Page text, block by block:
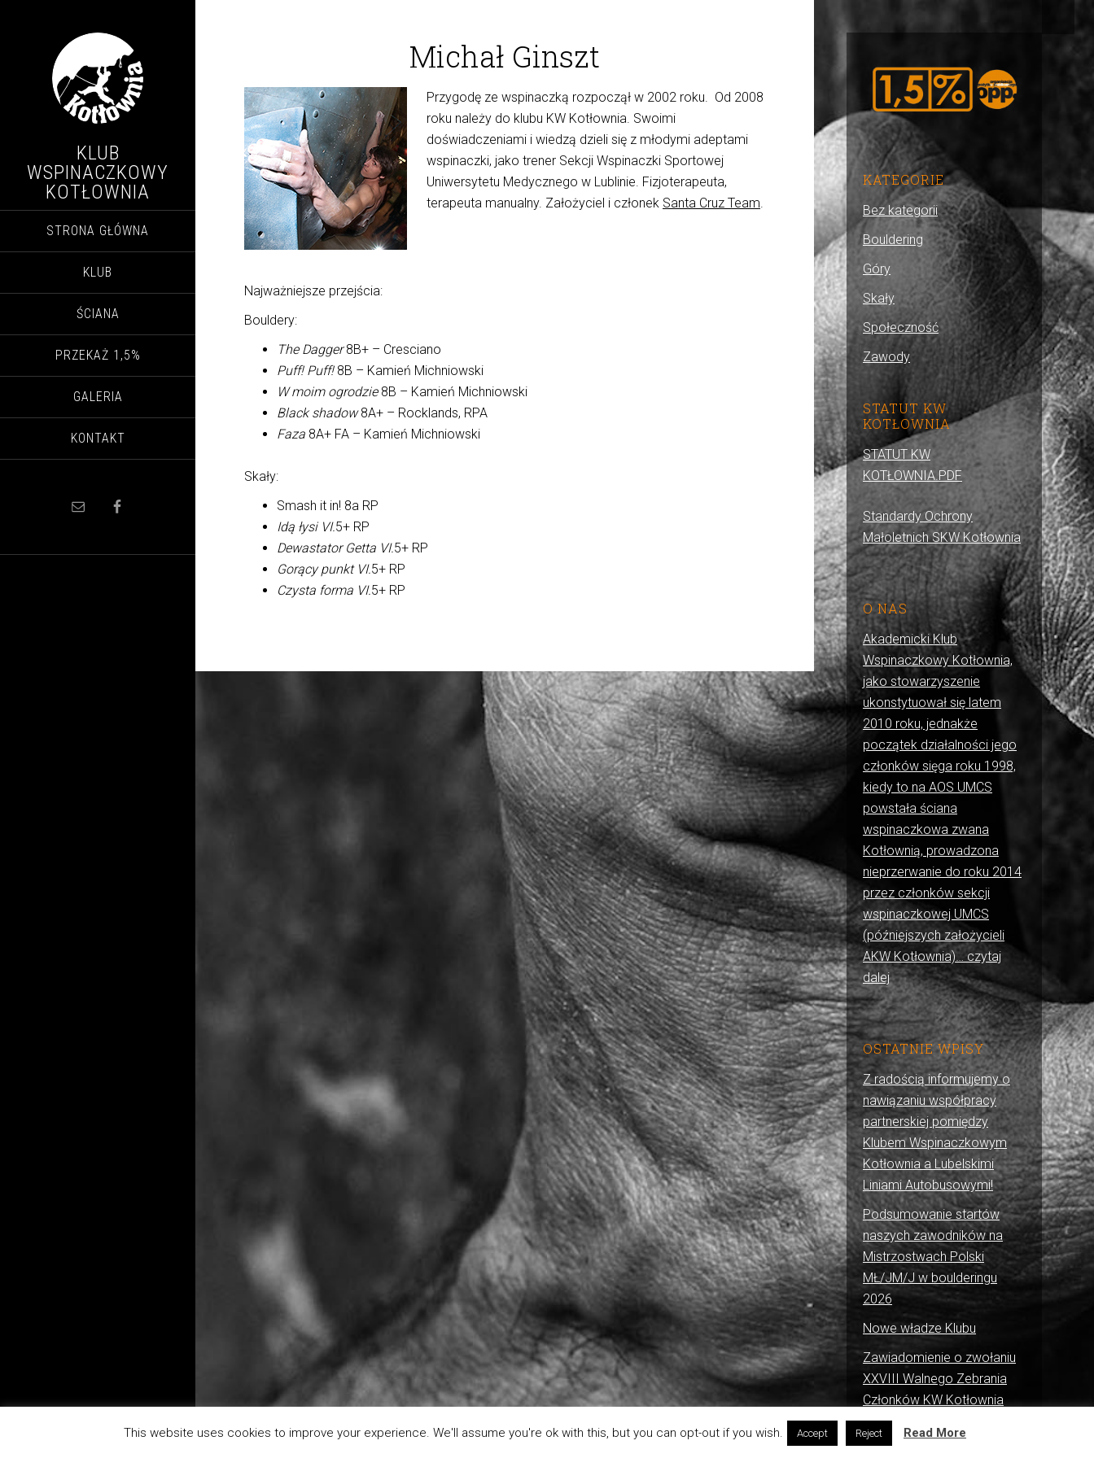
KLUB
WSPINACZKOWY
KOTŁOWNIA
STRONA GŁÓWNA
KLUB
ŚCIANA
PRZEKAŻ 1,5%
GALERIA
KONTAKT
Michał Ginszt
Przygodę ze wspinaczką rozpoczął w 2002 roku. Od 2008
roku należy do klubu KW Kotłownia. Swoimi
doświadczeniami i wiedzą dzieli się z młodymi adeptami
wspinaczki, jako trener Sekcji Wspinaczki Sportowej
Uniwersytetu Medycznego w Lublinie. Fizjoterapeuta,
terapeuta manualny. Założyciel i członek Santa Cruz Team.
Najważniejsze przejścia:
Bouldery:
The Dagger8B+ – Cresciano
Puff! Puff! 8B – Kamień Michniowski
W moim ogrodzie8B – Kamień Michniowski
Black shadow8A+ – Rocklands, RPA
Faza 8A+ FA – Kamień Michniowski
Skały:
Smash it in! 8a RP
Idą łysi VI.5+ RP
Dewastator Getta VI.5+ RP
Gorący punkt VI.5+ RP
Czysta forma VI.5+ RP
KATEGORIE
Bez kategorii
Bouldering
Góry
Skały
Społeczność
Zawody
STATUT KW
KOTŁOWNIA
STATUT KW
KOTŁOWNIA.PDF
Standardy Ochrony
Małoletnich SKW Kotłownia
O NAS
Akademicki Klub
Wspinaczkowy Kotłownia,
jako stowarzyszenie
ukonstytuował się latem
2010 roku, jednakże
początek działalności jego
członków sięga roku 1998,
kiedy to na AOS UMCS
powstała ściana
wspinaczkowa zwana
Kotłownią, prowadzona
nieprzerwanie do roku 2014
przez członków sekcji
wspinaczkowej UMCS
(późniejszych założycieli
AKW Kotłownia)… czytaj
dalej
OSTATNIE WPISY
Z radością informujemy o
nawiązaniu współpracy
partnerskiej pomiędzy
Klubem Wspinaczkowym
Kotłownia a Lubelskimi
Liniami Autobusowymi!
Podsumowanie startów
naszych zawodników na
Mistrzostwach Polski
MŁ/JM/J w boulderingu
2026
Nowe władze Klubu
Zawiadomienie o zwołaniu
XXVIII Walnego Zebrania
Członków KW Kotłownia
This website uses cookies to improve your experience. We'll assume you're ok with this, but you can opt-out if you wish. Accept Reject Read More